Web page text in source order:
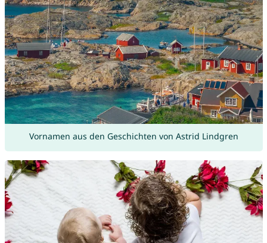
Vornamen aus den Geschichten von Astrid Lindgren